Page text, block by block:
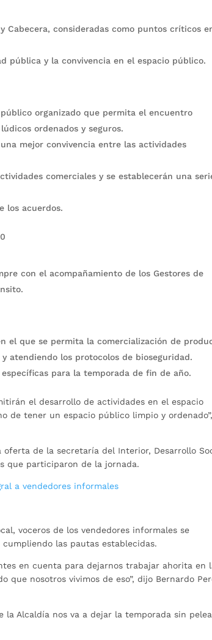
consideradas como puntos críticos
pública y la convivencia en el espacio público.
organizado que permita el encuentro
ordenados y seguros.
mejor convivencia entre las actividades
comerciales y se establecerán una
los acuerdos.
con el acompañamiento de los Gestores de
el que se permita la comercialización de
atendiendo los protocolos de bioseguridad.
para la temporada de fin de año.
el desarrollo de actividades en el espacio
de tener un espacio público limpio y ordenado”,
de la secretaría del Interior, Desarrollo
que participaron de la jornada.
a vendedores informales
voceros de los vendedores informales se
las pautas establecidas.
en cuenta para dejarnos trabajar ahorita en
que nosotros vivimos de eso”, dijo Bernardo
la Alcaldía nos va a dejar la temporada sin